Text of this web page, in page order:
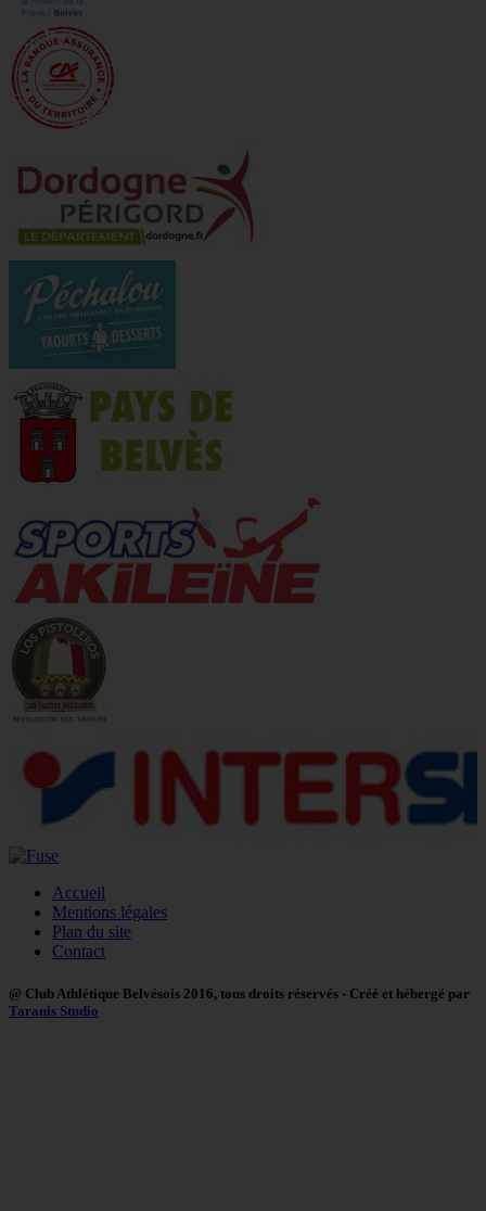
Accueil
Mentions légales
Plan du site
Contact
@ Club Athlétique Belvésois 2016, tous droits réservés - Créé et hébergé par
Taranis Studio